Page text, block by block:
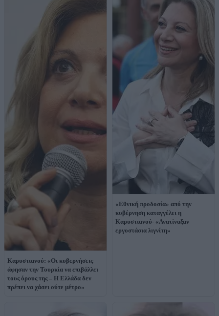
Καρυστιανού: «Οι κυβερνήσεις
άφησαν την Τουρκία να επιβάλλει
τους όρους της – Η Ελλάδα δεν
πρέπει να χάσει ούτε μέτρο»
«Εθνική προδοσία» από την
κυβέρνηση καταγγέλει η
Καρυστιανού- «Ανατίναξαν
εργοστάσια λιγνίτη»